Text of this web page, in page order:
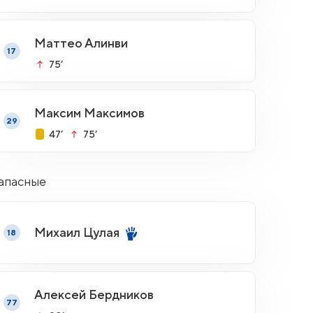
17
Маттео Алинви
75’
29
Максим Максимов
47’ 75’
18 Михаил Цулая
77
Алексей Бердников